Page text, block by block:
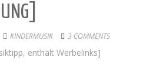
KINDERMUSIK 3 COMMENTS
enthält Werbelinks]